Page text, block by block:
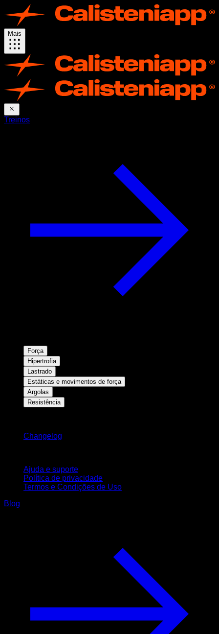
Mais
Treinos
Força
Hipertrofia
Lastrado
Estáticas e movimentos de força
Argolas
Resistência
Changelog
Ajuda e suporte
Política de privacidade
Termos e Condições de Uso
Blog